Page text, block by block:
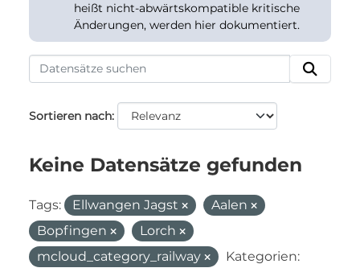
heißt nicht-abwärtskompatible kritische
Änderungen, werden hier dokumentiert.
Sortieren nach
Keine Datensätze gefunden
Tags: Ellwangen Jagst
Aalen
Bopfingen
Lorch
mcloud_category_railway
Kategorien: